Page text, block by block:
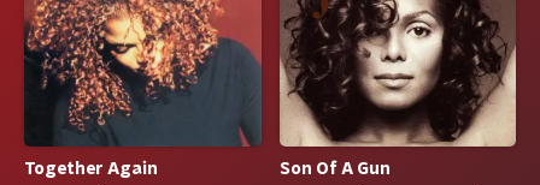
Together Again
Son Of A Gun